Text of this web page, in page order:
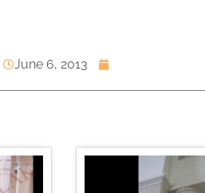
June 6, 2013